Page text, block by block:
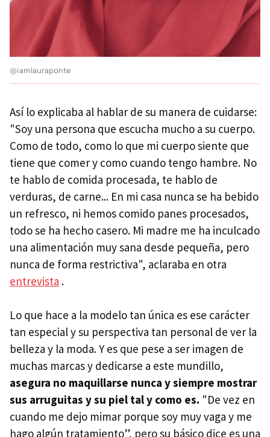
@iamlauraponte
Así lo explicaba al hablar de su manera de cuidarse:
"Soy una persona que escucha mucho a su cuerpo.
Como de todo, como lo que mi cuerpo siente que
tiene que comer y como cuando tengo hambre. No
te hablo de comida procesada, te hablo de
verduras, de carne... En mi casa nunca se ha bebido
un refresco, ni hemos comido panes procesados,
todo se ha hecho casero. Mi madre me ha inculcado
una alimentación muy sana desde pequeña, pero
nunca de forma restrictiva", aclaraba en otra
entrevista .
Lo que hace a la modelo tan única es ese carácter
tan especial y su perspectiva tan personal de ver la
belleza y la moda. Y es que pese a ser imagen de
muchas marcas y dedicarse a este mundillo,
asegura no maquillarse nunca y siempre mostrar
sus arruguitas y su piel tal y como es. "De vez en
cuando me dejo mimar porque soy muy vaga y me
hago algún tratamiento”, pero su básico dice es una